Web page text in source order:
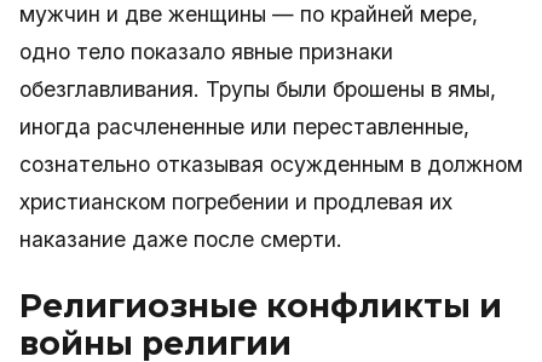
мужчин и две женщины — по крайней мере,
одно тело показало явные признаки
обезглавливания. Трупы были брошены в ямы,
иногда расчлененные или переставленные,
сознательно отказывая осужденным в должном
христианском погребении и продлевая их
наказание даже после смерти.
Религиозные конфликты и
войны религии